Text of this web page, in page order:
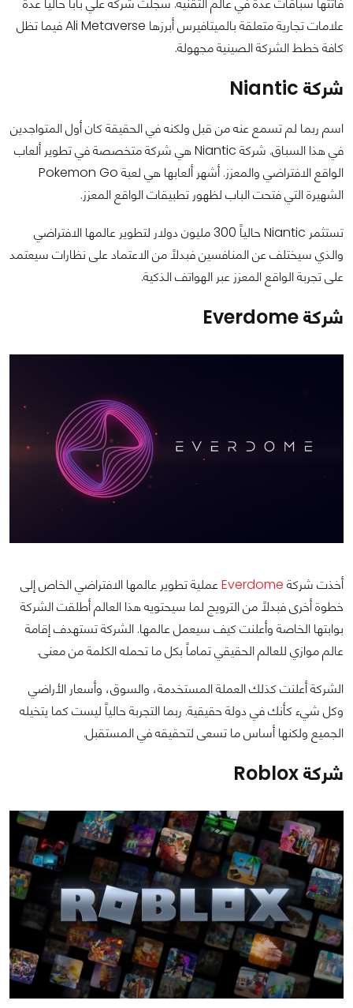
فاتتها سباقات عدة في عالم التقنية. سجلت شركة علي بابا حالياً عدة
علامات تجارية متعلقة بالميتافيرس أبرزها Ali Metaverse فيما تظل
كافة خطط الشركة الصينية مجهولة.
شركة Niantic
اسم ربما لم تسمع عنه من قبل ولكنه في الحقيقة كان أول المتواجدين
في هذا السباق. شركة Niantic هي شركة متخصصة في تطوير ألعاب
الواقع الافتراضي والمعزز. أشهر ألعابها هي لعبة Pokemon Go
الشهيرة التي فتحت الباب لظهور تطبيقات الواقع المعزز.
تستثمر Niantic حالياً 300 مليون دولار لتطوير عالمها الافتراضي
والذي سيختلف عن المنافسين فبدلاً من الاعتماد على نظارات سيعتمد
على تجربة الواقع المعزز عبر الهواتف الذكية.
شركة Everdome
أخذت شركة Everdomeعملية تطوير عالمها الافتراضي الخاص إلى
خطوة أخرى فبدلاً من الترويج لما سيحتويه هذا العالم أطلقت الشركة
بوابتها الخاصة وأعلنت كيف سيعمل عالمها. الشركة تستهدف إقامة
عالم موازي للعالم الحقيقي تماماً بكل ما تحمله الكلمة من معنى.
الشركة أعلنت كذلك العملة المستخدمة، والسوق، وأسعار الأراضي
وكل شيء كأنك في دولة حقيقية. ربما التجربة حالياً ليست كما يتخيله
الجميع ولكنها أساس ما تسعى لتحقيقه في المستقبل.
شركة Roblox